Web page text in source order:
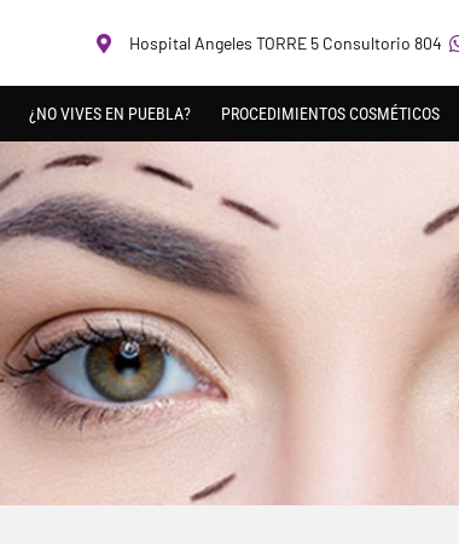
Hospital Angeles TORRE 5 Consultorio 804
¿NO VIVES EN PUEBLA? PROCEDIMIENTOS COSMÉTICOS